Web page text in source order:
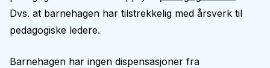
Dvs. at barnehagen har tilstrekkelig med årsverk til
pedagogiske ledere.
Barnehagen har ingen dispensasjoner fra